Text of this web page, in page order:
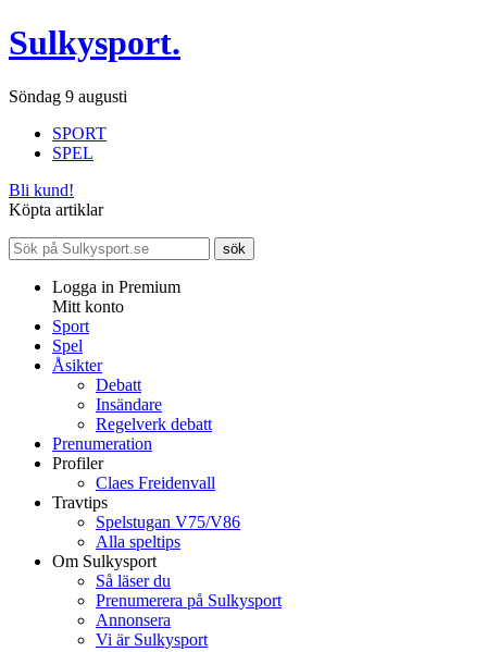
Sulkysport.
Söndag 9 augusti
SPORT
SPEL
Bli kund!
Köpta artiklar
Logga in Premium
Mitt konto
Sport
Spel
Åsikter
Debatt
Insändare
Regelverk debatt
Prenumeration
Profiler
Claes Freidenvall
Travtips
Spelstugan V75/V86
Alla speltips
Om Sulkysport
Så läser du
Prenumerera på Sulkysport
Annonsera
Vi är Sulkysport